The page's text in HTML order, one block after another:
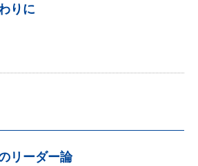
りに
リーダー論